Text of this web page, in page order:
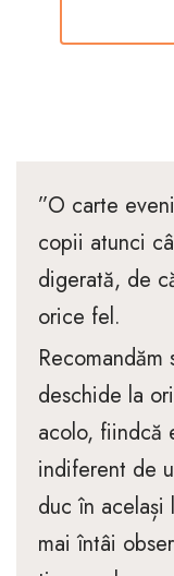
”O carte
copii atunci
digerată, de
orice fel.
deschide la
acolo, fiindcă
indiferent de
duc în
mai întâi